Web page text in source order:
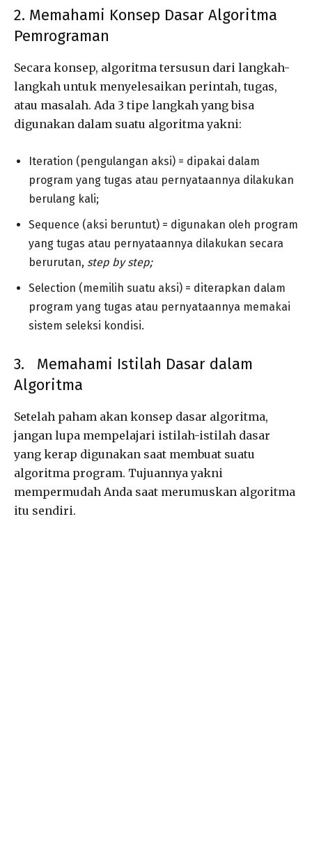
2. Memahami Konsep Dasar Algoritma
Pemrograman
Secara konsep, algoritma tersusun dari langkah-
langkah untuk menyelesaikan perintah, tugas,
atau masalah. Ada 3 tipe langkah yang bisa
digunakan dalam suatu algoritma yakni:
Iteration (pengulangan aksi) = dipakai dalam
program yang tugas atau pernyataannya dilakukan
berulang kali;
Sequence (aksi beruntut) = digunakan oleh program
yang tugas atau pernyataannya dilakukan secara
berurutan, step by step;
Selection (memilih suatu aksi) = diterapkan dalam
program yang tugas atau pernyataannya memakai
sistem seleksi kondisi.
3. Memahami Istilah Dasar dalam
Algoritma
Setelah paham akan konsep dasar algoritma,
jangan lupa mempelajari istilah-istilah dasar
yang kerap digunakan saat membuat suatu
algoritma program. Tujuannya yakni
mempermudah Anda saat merumuskan algoritma
itu sendiri.